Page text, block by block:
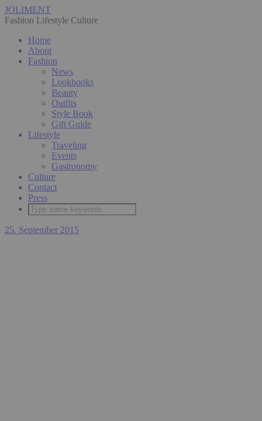
JOLIMENT
Fashion Lifestyle Culture
Home
About
Fashion
News
Lookbooks
Beauty
Outfits
Style Book
Gift Guide
Lifestyle
Traveling
Events
Gastronomy
Culture
Contact
Press
25. September 2015